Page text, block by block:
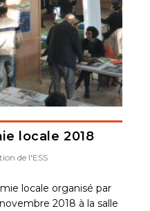
locale 2018
de l'ESS
locale organisé par
2018 à la salle